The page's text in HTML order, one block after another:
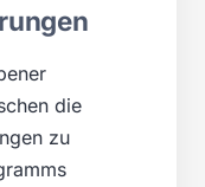
die
zu